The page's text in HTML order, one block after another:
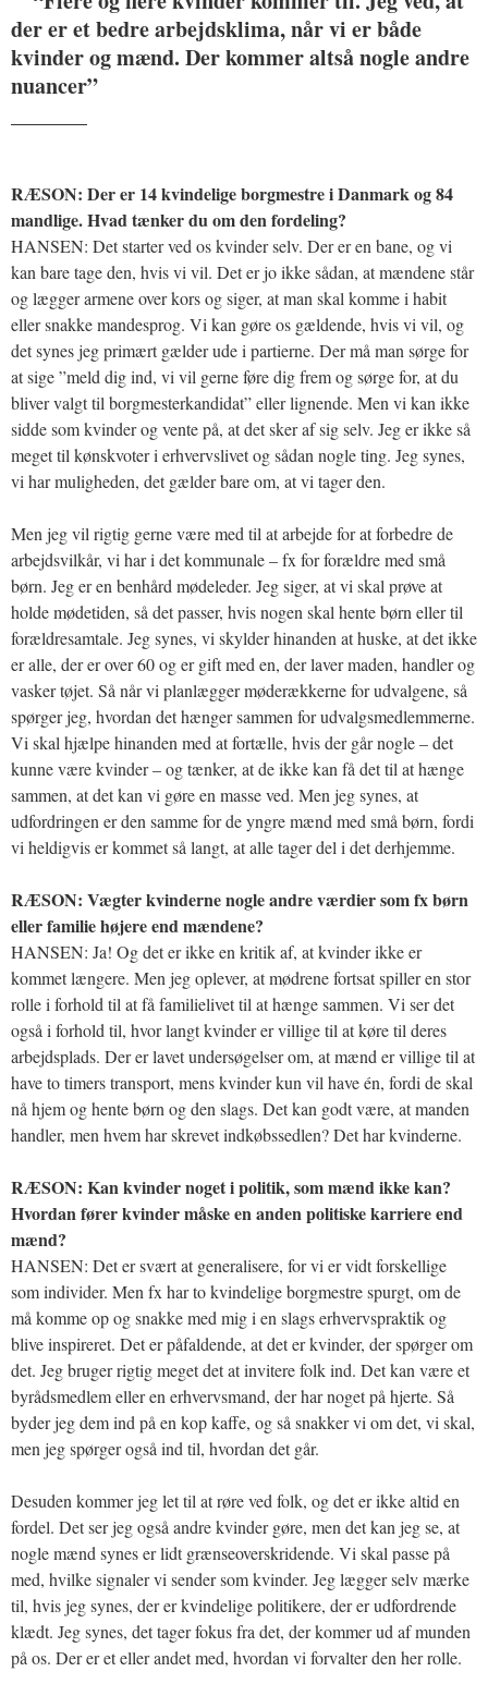
der er et bedre arbejdsklima, når vi er både
kvinder og mænd. Der kommer altså nogle andre
nuancer”
RÆSON: Der er 14 kvindelige borgmestre i Danmark og 84
mandlige. Hvad tænker du om den fordeling?
HANSEN: Det starter ved os kvinder selv. Der er en bane, og vi
kan bare tage den, hvis vi vil. Det er jo ikke sådan, at mændene står
og lægger armene over kors og siger, at man skal komme i habit
eller snakke mandesprog. Vi kan gøre os gældende, hvis vi vil, og
det synes jeg primært gælder ude i partierne. Der må man sørge for
at sige ”meld dig ind, vi vil gerne føre dig frem og sørge for, at du
bliver valgt til borgmesterkandidat” eller lignende. Men vi kan ikke
sidde som kvinder og vente på, at det sker af sig selv. Jeg er ikke så
meget til kønskvoter i erhvervslivet og sådan nogle ting. Jeg synes,
vi har muligheden, det gælder bare om, at vi tager den.
Men jeg vil rigtig gerne være med til at arbejde for at forbedre de
arbejdsvilkår, vi har i det kommunale – fx for forældre med små
børn. Jeg er en benhård mødeleder. Jeg siger, at vi skal prøve at
holde mødetiden, så det passer, hvis nogen skal hente børn eller til
forældresamtale. Jeg synes, vi skylder hinanden at huske, at det ikke
er alle, der er over 60 og er gift med en, der laver maden, handler og
vasker tøjet. Så når vi planlægger møderækkerne for udvalgene, så
spørger jeg, hvordan det hænger sammen for udvalgsmedlemmerne.
Vi skal hjælpe hinanden med at fortælle, hvis der går nogle – det
kunne være kvinder – og tænker, at de ikke kan få det til at hænge
sammen, at det kan vi gøre en masse ved. Men jeg synes, at
udfordringen er den samme for de yngre mænd med små børn, fordi
vi heldigvis er kommet så langt, at alle tager del i det derhjemme.
RÆSON: Vægter kvinderne nogle andre værdier som fx børn
eller familie højere end mændene?
HANSEN: Ja! Og det er ikke en kritik af, at kvinder ikke er
kommet længere. Men jeg oplever, at mødrene fortsat spiller en stor
rolle i forhold til at få familielivet til at hænge sammen. Vi ser det
også i forhold til, hvor langt kvinder er villige til at køre til deres
arbejdsplads. Der er lavet undersøgelser om, at mænd er villige til at
have to timers transport, mens kvinder kun vil have én, fordi de skal
nå hjem og hente børn og den slags. Det kan godt være, at manden
handler, men hvem har skrevet indkøbssedlen? Det har kvinderne.
RÆSON: Kan kvinder noget i politik, som mænd ikke kan?
Hvordan fører kvinder måske en anden politiske karriere end
mænd?
HANSEN: Det er svært at generalisere, for vi er vidt forskellige
som individer. Men fx har to kvindelige borgmestre spurgt, om de
må komme op og snakke med mig i en slags erhvervspraktik og
blive inspireret. Det er påfaldende, at det er kvinder, der spørger om
det. Jeg bruger rigtig meget det at invitere folk ind. Det kan være et
byrådsmedlem eller en erhvervsmand, der har noget på hjerte. Så
byder jeg dem ind på en kop kaffe, og så snakker vi om det, vi skal,
men jeg spørger også ind til, hvordan det går.
Desuden kommer jeg let til at røre ved folk, og det er ikke altid en
fordel. Det ser jeg også andre kvinder gøre, men det kan jeg se, at
nogle mænd synes er lidt grænseoverskridende. Vi skal passe på
med, hvilke signaler vi sender som kvinder. Jeg lægger selv mærke
til, hvis jeg synes, der er kvindelige politikere, der er udfordrende
klædt. Jeg synes, det tager fokus fra det, der kommer ud af munden
på os. Der er et eller andet med, hvordan vi forvalter den her rolle.